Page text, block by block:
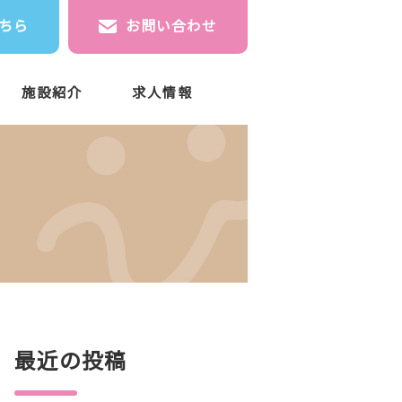
お問い合わせ
ら
施設紹介 求人情報
最近の投稿